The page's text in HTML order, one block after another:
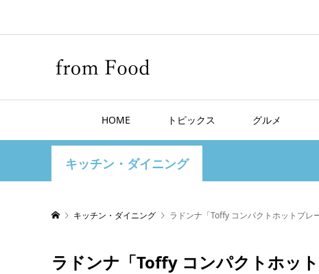
HOME トピックス グルメ
キッチン・ダイニング
キッチン・ダイニング ラドンナ「Toffy コンパクトホットプレ
ラドンナ「Toffy コンパクトホッ